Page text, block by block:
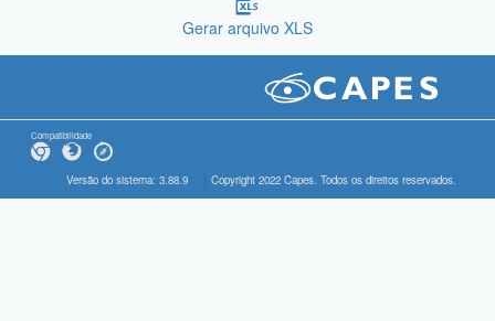
Gerar arquivo XLS
Compatibilidade
Versão do sistema: 3.88.9 Copyright 2022 Capes. Todos os direitos reservados.